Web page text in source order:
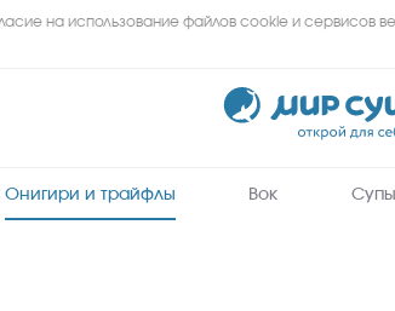
на использование файлов cookie и сервисов
-
заказать
вкусные
Онигири и трайфлы Вок